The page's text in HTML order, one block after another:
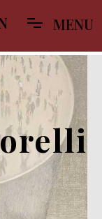
MENU